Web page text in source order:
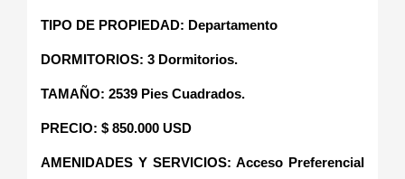
TIPO DE PROPIEDAD: Departamento
DORMITORIOS: 3 Dormitorios.
TAMAÑO: 2539 Pies Cuadrados.
PRECIO: $ 850.000 USD
AMENIDADES Y SERVICIOS: Acceso Preferencial